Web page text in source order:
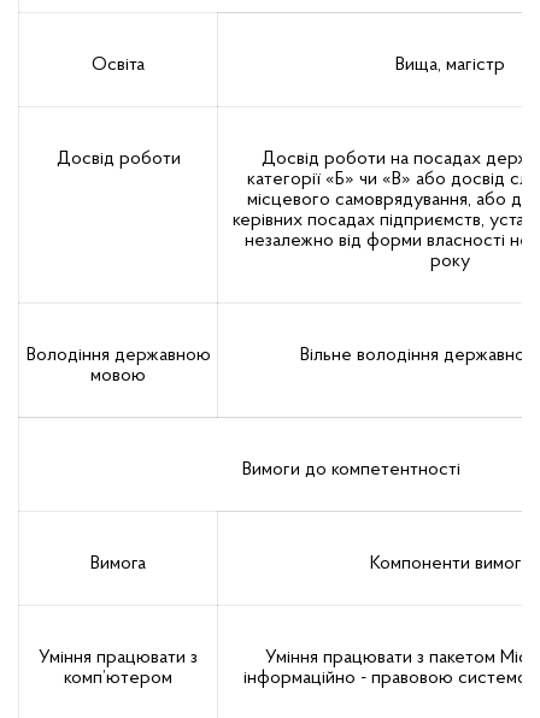
Освіта Вища, магістр
Досвід роботи
Досвід роботи на посадах
категорії «Б» чи «В» або досвід
місцевого самоврядування, або
керівних посадах підприємств,
незалежно від форми власності
року
Володіння державною
мовою
Вільне володіння
Вимоги до компетентності
Вимога Компоненти вимоги
Уміння працювати з
комп’ютером
Уміння працювати з пакетом
інформаційно - правовою системою